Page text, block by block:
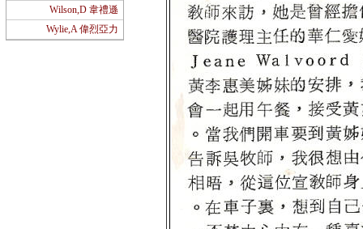
Wilson,D 韋禮遜
Wylie,A 偉烈亞力